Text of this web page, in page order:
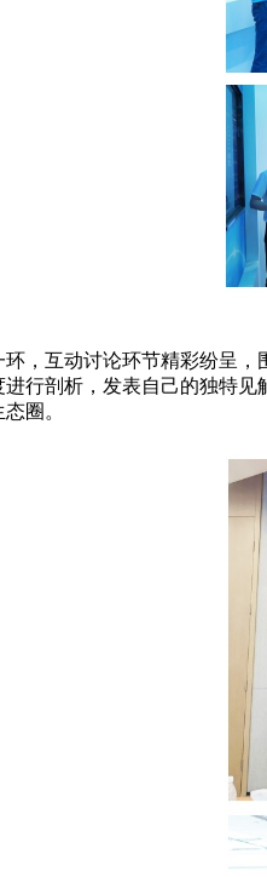
，互动讨论环节精彩纷呈
行剖析，发表自己的独特
圈。